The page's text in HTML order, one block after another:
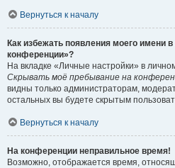
Вернуться к началу
Как избежать появления моего имени
конференции»?
На вкладке «Личные настройки» в
Скрывать моё пребывание на
видны только администраторам,
остальных вы будете скрытым
Вернуться к началу
На конференции неправильное время!
Возможно, отображается время,